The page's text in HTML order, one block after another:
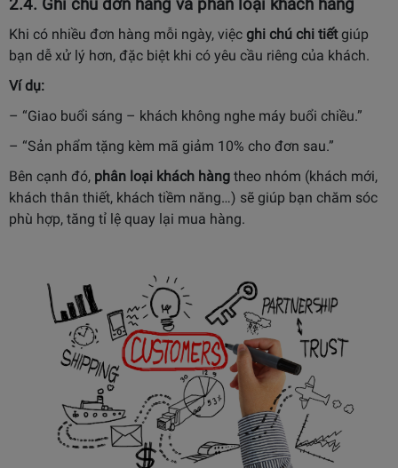
2.4. Ghi chú đơn hàng và phân loại khách hàng
Khi có nhiều đơn hàng mỗi ngày, việc ghi chú chi tiếtgiúp
bạn dễ xử lý hơn, đặc biệt khi có yêu cầu riêng của khách.
Ví dụ:
– “Giao buổi sáng – khách không nghe máy buổi chiều.”
– “Sản phẩm tặng kèm mã giảm 10% cho đơn sau.”
Bên cạnh đó, phân loại khách hàng theo nhóm (khách mới,
khách thân thiết, khách tiềm năng…) sẽ giúp bạn chăm sóc
phù hợp, tăng tỉ lệ quay lại mua hàng.